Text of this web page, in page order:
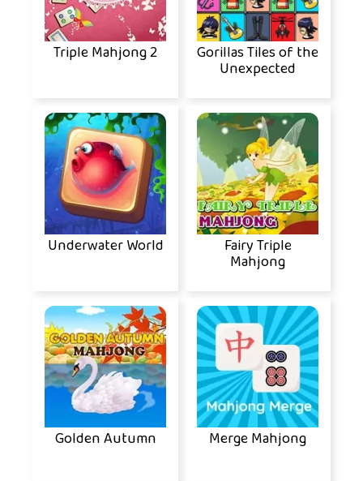
Triple Mahjong 2 Gorillas Tiles of the
Unexpected
Underwater World Fairy Triple
Mahjong
Golden Autumn Merge Mahjong